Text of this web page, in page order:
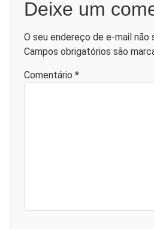
Deixe um
O seu endereço de e-mail não
Campos obrigatórios são
Comentário *